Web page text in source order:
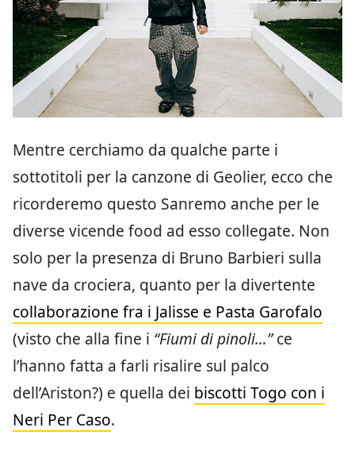
Mentre cerchiamo da qualche parte i
sottotitoli per la canzone di Geolier, ecco che
ricorderemo questo Sanremo anche per le
diverse vicende food ad esso collegate. Non
solo per la presenza di Bruno Barbieri sulla
nave da crociera, quanto per la divertente
collaborazione fra i Jalisse e Pasta Garofalo
(visto che alla fine i “Fiumi di pinoli…”ce
l’hanno fatta a farli risalire sul palco
dell’Ariston?) e quella dei biscotti Togo con i
Neri Per Caso.